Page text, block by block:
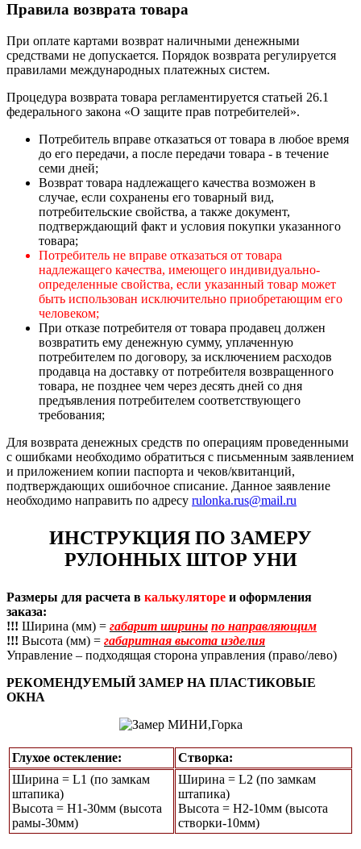
Правила возврата товара
При оплате картами возврат наличными денежными
средствами не допускается. Порядок возврата регулируется
правилами международных платежных систем.
Процедура возврата товара регламентируется статьей 26.1
федерального закона «О защите прав потребителей».
Потребитель вправе отказаться от товара в любое время
до его передачи, а после передачи товара - в течение
семи дней;
Возврат товара надлежащего качества возможен в
случае, если сохранены его товарный вид,
потребительские свойства, а также документ,
подтверждающий факт и условия покупки указанного
товара;
Потребитель не вправе отказаться от товара
надлежащего качества, имеющего индивидуально-
определенные свойства, если указанный товар может
быть использован исключительно приобретающим его
человеком;
При отказе потребителя от товара продавец должен
возвратить ему денежную сумму, уплаченную
потребителем по договору, за исключением расходов
продавца на доставку от потребителя возвращенного
товара, не позднее чем через десять дней со дня
предъявления потребителем соответствующего
требования;
Для возврата денежных средств по операциям проведенными
с ошибками необходимо обратиться с письменным заявлением
и приложением копии паспорта и чеков/квитанций,
подтверждающих ошибочное списание. Данное заявление
необходимо направить по адресу rulonka.rus@mail.ru
ИНСТРУКЦИЯ ПО ЗАМЕРУ
РУЛОННЫХ ШТОР УНИ
Размеры для расчета в калькуляторе и оформления
заказа:
!!! Ширина (мм) = габарит ширины по направляющим
!!! Высота (мм) = габаритная высота изделия
Управление – подходящая сторона управления (право/лево)
РЕКОМЕНДУЕМЫЙ ЗАМЕР НА ПЛАСТИКОВЫЕ
ОКНА
Глухое остекление:
Створка:
Ширина = L1 (по замкам
штапика)
Высота = Н1-30мм (высота
рамы-30мм)
Ширина = L2 (по замкам
штапика)
Высота = H2-10мм (высота
створки-10мм)